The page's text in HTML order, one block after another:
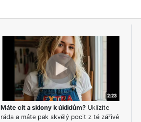
Máte cit a sklony k úklidům?Uklízíte
ráda a máte pak skvělý pocit z té zářivé